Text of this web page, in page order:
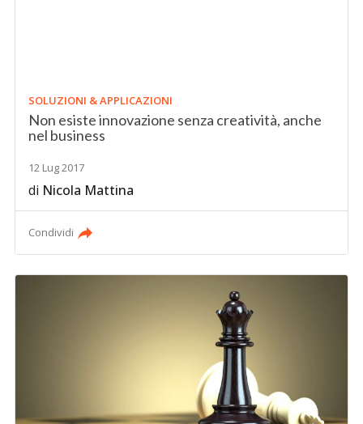
SOLUZIONI & APPLICAZIONI
Non esiste innovazione senza creatività, anche
nel business
12 Lug 2017
di Nicola Mattina
Condividi